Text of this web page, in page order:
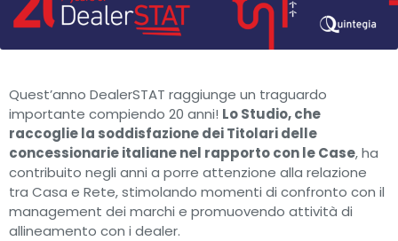
Quest’anno DealerSTAT raggiunge un traguardo
importante compiendo 20 anni! Lo Studio, che
raccoglie la soddisfazione dei Titolari delle
concessionarie italiane nel rapporto con le Case, ha
contribuito negli anni a porre attenzione alla relazione
tra Casa e Rete, stimolando momenti di confronto con il
management dei marchi e promuovendo attività di
allineamento con i dealer.